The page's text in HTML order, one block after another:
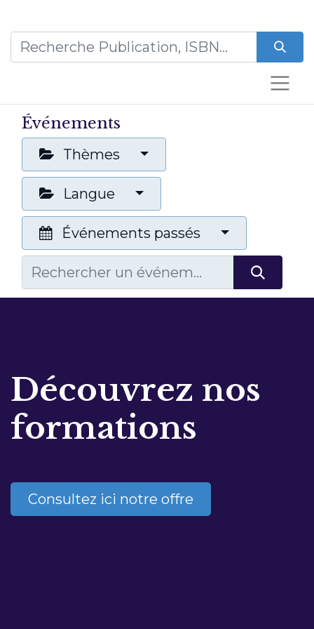
Événements
Thèmes
Langue
Événements passés
Découvrez nos
formations
Consultez ici notre offre